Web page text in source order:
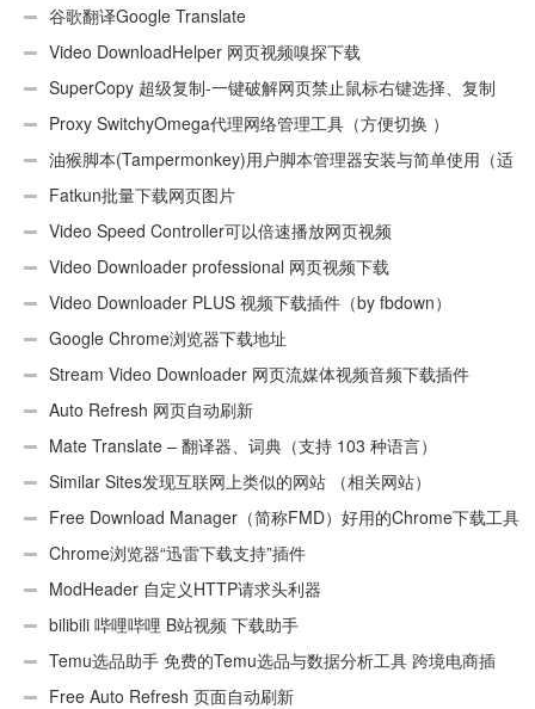
“CEX_HEADER_INVALID”的解决办法
谷歌翻译Google Translate
Video DownloadHelper 网页视频嗅探下载
SuperCopy 超级复制-一键破解网页禁止鼠标右键选择、复制
Proxy SwitchyOmega代理网络管理工具（方便切换 ）
油猴脚本(Tampermonkey)用户脚本管理器安装与简单使用（适
用Android）
Fatkun批量下载网页图片
Video Speed Controller可以倍速播放网页视频
Video Downloader professional 网页视频下载
Video Downloader PLUS 视频下载插件（by fbdown）
Google Chrome浏览器下载地址
Stream Video Downloader 网页流媒体视频音频下载插件
Auto Refresh 网页自动刷新
Mate Translate – 翻译器、词典（支持 103 种语言）
Similar Sites发现互联网上类似的网站 （相关网站）
Free Download Manager（简称FMD）好用的Chrome下载工具
插件Chrome浏览器“迅雷下载支持”插件
ModHeader 自定义HTTP请求头利器
bilibili 哔哩哔哩 B站视频 下载助手
Temu选品助手 免费的Temu选品与数据分析工具 跨境电商插
件 Free Auto Refresh 页面自动刷新